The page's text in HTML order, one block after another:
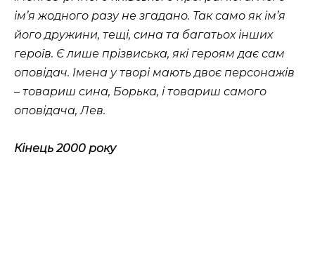
ім’я жодного разу не згадано. Так само як ім’я
його дружини, тещі, сина та багатьох інших
героїв. Є лише прізвиська, які героям дає сам
оповідач. Імена у творі мають двоє персонажів
– товариш сина, Борька, і товариш самого
оповідача, Лев.
Кінець 2000 року